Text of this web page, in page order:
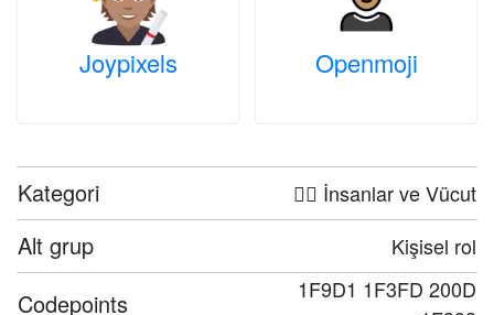
Joypixels Openmoji
Kategori 🤦‍♀️ İnsanlar ve Vücut
Alt grup Kişisel rol
Codepoints
1F9D1 1F3FD 200D